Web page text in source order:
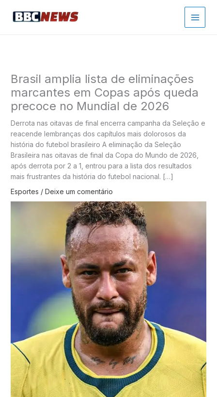
para
Brasil amplia lista de eliminações
marcantes em Copas após queda
precoce no Mundial de 2026
Derrota nas oitavas de final encerra campanha da Seleção e
reacende lembranças dos capítulos mais dolorosos da
história do futebol brasileiro A eliminação da Seleção
Brasileira nas oitavas de final da Copa do Mundo de 2026,
após derrota por 2 a 1, entrou para a lista dos resultados
mais frustrantes da história do futebol nacional. […]
Esportes / Deixe um comentário